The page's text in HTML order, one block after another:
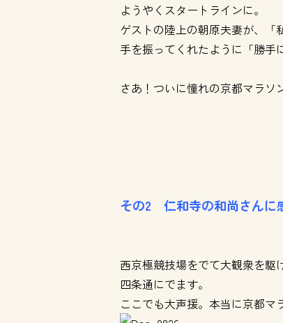
ようやくスタートラインに。
ゲストの陸上の朝原夫妻が、「
手を振ってくれたように「勝手
さあ！ついに憧れの京都マラソ
その2 仁和寺の和尚さんに
西京極競技場をでて大観衆を駆
四条通にでます。
ここでも大声援。本当に京都マ